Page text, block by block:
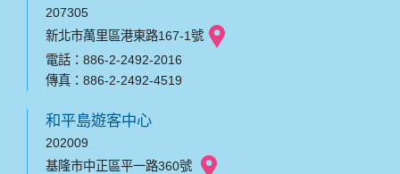
207305
新北市萬里區港東路167-1號
電話：886-2-2492-2016
傳真：886-2-2492-4519
和平島遊客中心
202009
基隆市中正區平一路360號